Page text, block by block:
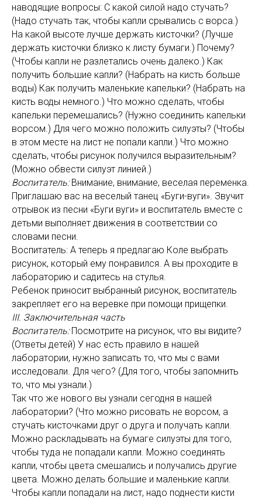
наводящие вопросы: С какой силой надо стучать?
(Надо стучать так, чтобы капли срывались с ворса.)
На какой высоте лучше держать кисточки? (Лучше
держать кисточки близко к листу бумаги.) Почему?
(Чтобы капли не разлетались очень далеко.) Как
получить большие капли? (Набрать на кисть больше
воды) Как получить маленькие капельки? (Набрать на
кисть воды немного.) Что можно сделать, чтобы
капельки перемешались? (Нужно соединить капельки
ворсом.) Для чего можно положить силуэты? (Чтобы
в этом месте на лист не попали капли.) Что можно
сделать, чтобы рисунок получился выразительным?
(Можно обвести силуэт линией.)
Воспитатель:Внимание, внимание, веселая переменка.
Приглашаю вас на веселый танец «Буги-вуги». Звучит
отрывок из песни «Буги вуги» и воспитатель вместе с
детьми выполняет движения в соответствии со
словами песни.
Воспитатель: А теперь я предлагаю Коле выбрать
рисунок, который ему понравился. А вы проходите в
лабораторию и садитесь на стулья.
Ребенок приносит выбранный рисунок, воспитатель
закрепляет его на веревке при помощи прищепки.
III. Заключительная часть
Воспитатель:Посмотрите на рисунок, что вы видите?
(Ответы детей) У нас есть правило в нашей
лаборатории, нужно записать то, что мы с вами
исследовали. Для чего? (Для того, чтобы запомнить
то, что мы узнали.)
Так что же нового вы узнали сегодня в нашей
лаборатории? (Что можно рисовать не ворсом, а
стучать кисточками друг о друга и получать капли.
Можно раскладывать на бумаге силуэты для того,
чтобы туда не попадали капли. Можно соединять
капли, чтобы цвета смешались и получались другие
цвета. Можно делать большие и маленькие капли.
Чтобы капли попадали на лист, надо поднести кисти